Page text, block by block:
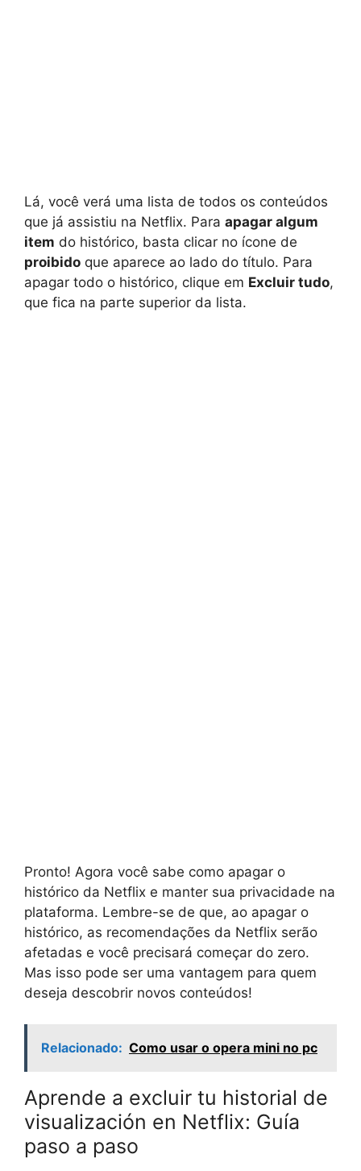
Lá, você verá uma lista de todos os conteúdos
que já assistiu na Netflix. Para apagar algum
item do histórico, basta clicar no ícone de
proibido que aparece ao lado do título. Para
apagar todo o histórico, clique em Excluir tudo,
que fica na parte superior da lista.
Pronto! Agora você sabe como apagar o
histórico da Netflix e manter sua privacidade na
plataforma. Lembre-se de que, ao apagar o
histórico, as recomendações da Netflix serão
afetadas e você precisará começar do zero.
Mas isso pode ser uma vantagem para quem
deseja descobrir novos conteúdos!
Relacionado: Como usar o opera mini no pc
Aprende a excluir tu historial de
visualización en Netflix: Guía
paso a paso